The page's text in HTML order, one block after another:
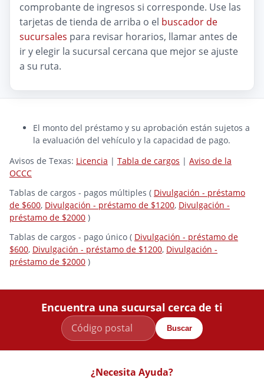
comprobante de ingresos si corresponde. Use las
tarjetas de tienda de arriba o el buscador de
sucursales para revisar horarios, llamar antes de
ir y elegir la sucursal cercana que mejor se ajuste
a su ruta.
El monto del préstamo y su aprobación están sujetos a
la evaluación del vehículo y la capacidad de pago.
Avisos de Texas: Licencia | Tabla de cargos | Aviso de la
OCCC
Tablas de cargos - pagos múltiples ( Divulgación - préstamo
de $600, Divulgación - préstamo de $1200, Divulgación -
préstamo de $2000 )
Tablas de cargos - pago único ( Divulgación - préstamo de
$600, Divulgación - préstamo de $1200, Divulgación -
préstamo de $2000 )
Encuentra una sucursal cerca de ti
Buscar
¿Necesita Ayuda?